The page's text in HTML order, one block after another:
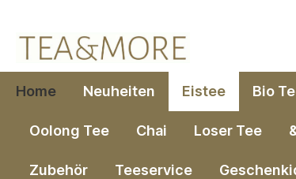
Home Neuheiten Eistee Bio
Oolong Tee Chai Loser Tee
Zubehör Teeservice